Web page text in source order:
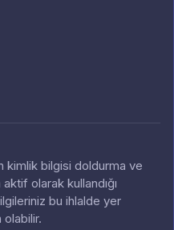
kimlik bilgisi doldurma ve
olarak kullandığı
bu ihlalde yer
olabilir.